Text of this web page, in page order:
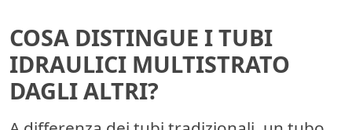
COSA DISTINGUE I TUBI
IDRAULICI MULTISTRATO
DAGLI ALTRI?